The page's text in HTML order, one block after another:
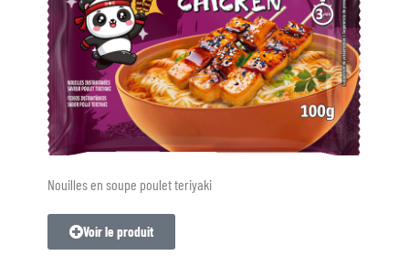
Nouilles en soupe poulet teriyaki
Voir le produit